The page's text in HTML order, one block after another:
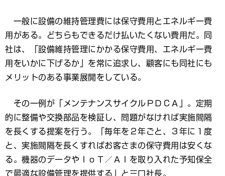
一般に設備の維持管理費には保守費用とエネルギー費
用がある。どちらもできるだけ払いたくない費用だ。同
社は、「設備維持管理にかかる保守費用、エネルギー費
用をいかに下げるか」を常に追求し、顧客にも同社にも
メリットのある事業展開をしている。
その一例が「メンテナンスサイクルＰＤＣＡ」。定期
的に整備や交換部品を検証し、問題がなければ実施間隔
を長くする提案を行う。「毎年を２年ごと、３年に１度
と、実施間隔を長くすればお客さまの保守費用は安くな
る。機器のデータやＩｏＴ／ＡＩを取り入れた予知保全
で最適な設備管理を提供する」と三口社長。